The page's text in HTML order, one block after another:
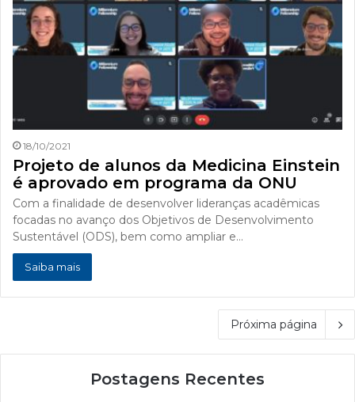
18/10/2021
Projeto de alunos da Medicina Einstein
é aprovado em programa da ONU
Com a finalidade de desenvolver lideranças acadêmicas
focadas no avanço dos Objetivos de Desenvolvimento
Sustentável (ODS), bem como ampliar e…
Saiba mais
Próxima página
Postagens Recentes